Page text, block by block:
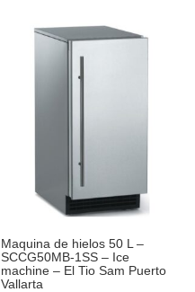
Maquina de hielos 50 L –
SCCG50MB-1SS – Ice
machine – El Tio Sam Puerto
Vallarta